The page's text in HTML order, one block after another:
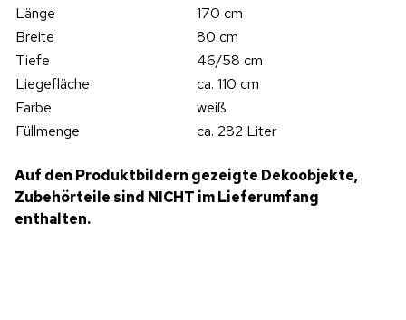
Länge
170 cm
Breite
80 cm
Tiefe
46/58 cm
Liegefläche
ca. 110 cm
Farbe
weiß
Füllmenge
ca. 282 Liter
Auf den Produktbildern gezeigte Dekoobjekte,
Zubehörteile sind NICHT im Lieferumfang
enthalten.